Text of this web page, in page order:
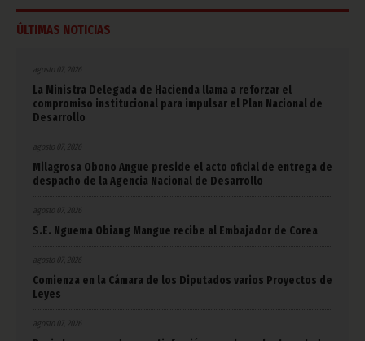
ÚLTIMAS NOTICIAS
agosto 07, 2026
La Ministra Delegada de Hacienda llama a reforzar el
compromiso institucional para impulsar el Plan Nacional de
Desarrollo
agosto 07, 2026
Milagrosa Obono Angue preside el acto oficial de entrega de
despacho de la Agencia Nacional de Desarrollo
agosto 07, 2026
S.E. Nguema Obiang Mangue recibe al Embajador de Corea
agosto 07, 2026
Comienza en la Cámara de los Diputados varios Proyectos de
Leyes
agosto 07, 2026